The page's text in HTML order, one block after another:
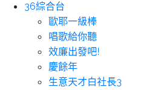
36綜合台
歐耶一級棒
唱歌給你聽
效廉出發吧!
慶餘年
生意天才白社長3